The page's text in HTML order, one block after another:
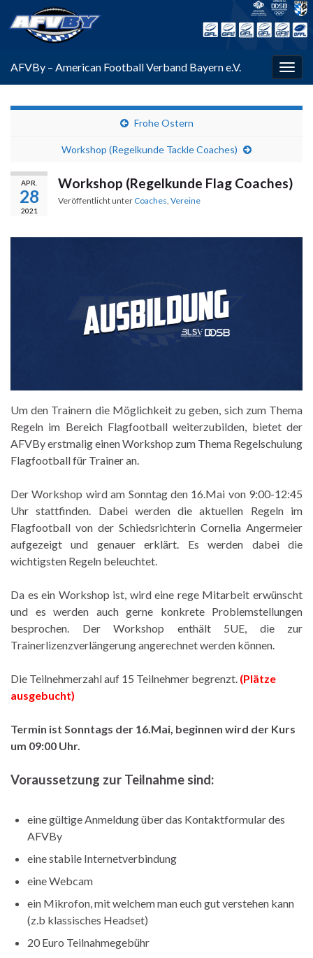
AFVBy – American Football Verband Bayern e.V.
Frohe Ostern
Workshop (Regelkunde Tackle Coaches)
APR.
28
2021
Workshop (Regelkunde Flag Coaches)
Veröffentlicht unter Coaches Vereine
Um den Trainern die Möglichkeit zu geben, sich zum Thema
Regeln im Bereich Flagfootball weiterzubilden, bietet der
AFVBy erstmalig einen Workshop zum Thema Regelschulung
Flagfootball für Trainer an.
Der Workshop wird am Sonntag den 16.Mai von 9:00-12:45
Uhr stattfinden. Dabei werden die aktuellen Regeln im
Flagfootball von der Schiedsrichterin Cornelia Angermeier
aufgezeigt und genauer erklärt. Es werden dabei die
wichtigsten Regeln beleuchtet.
Da es ein Workshop ist, wird eine rege Mitarbeit erwünscht
und es werden auch gerne konkrete Problemstellungen
besprochen. Der Workshop enthält 5UE, die zur
Trainerlizenzverlängerung angerechnet werden können.
Die Teilnehmerzahl auf 15 Teilnehmer begrenzt. (Plätze
ausgebucht)
Termin ist Sonntags der 16.Mai, beginnen wird der Kurs
um 09:00 Uhr.
Voraussetzung zur Teilnahme sind:
eine gültige Anmeldung über das Kontaktformular des
AFVBy
eine stabile Internetverbindung
eine Webcam
ein Mikrofon, mit welchem man euch gut verstehen kann
(z.b klassisches Headset)
20 Euro Teilnahmegebühr